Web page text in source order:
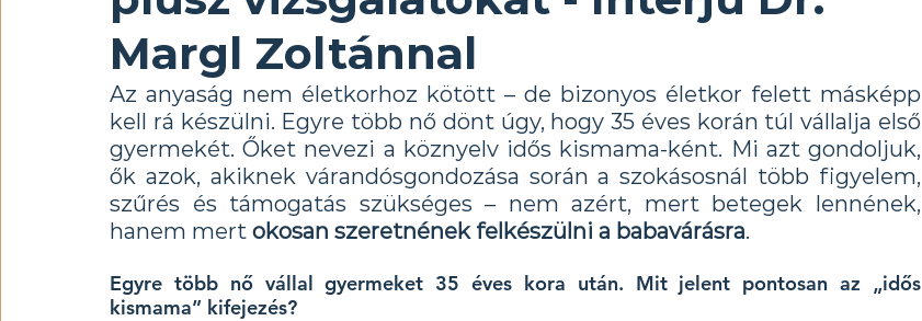
Margl Zoltánnal
Az anyaság nem életkorhoz kötött – de bizonyos életkor felett másképp
kell rá készülni. Egyre több nő dönt úgy, hogy 35 éves korán túl vállalja első
gyermekét. Őket nevezi a köznyelv idős kismama-ként. Mi azt gondoljuk,
ők azok, akiknek várandósgondozása során a szokásosnál több figyelem,
szűrés és támogatás szükséges – nem azért, mert betegek lennének,
hanem mert okosan szeretnének felkészülni a babavárásra.
Egyre több nő vállal gyermeket 35 éves kora után. Mit jelent pontosan az „idős
kismama” kifejezés?